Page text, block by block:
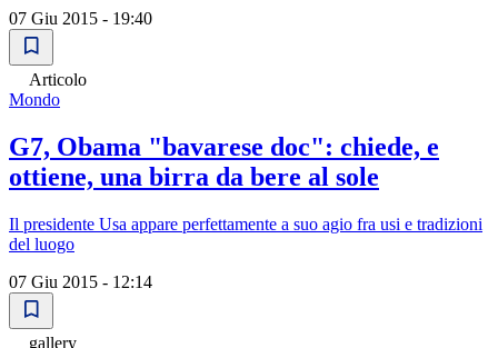
07 Giu 2015 - 19:40
Articolo
Mondo
G7, Obama "bavarese doc": chiede, e
ottiene, una birra da bere al sole
Il presidente Usa appare perfettamente a suo agio fra usi e tradizioni
del luogo
07 Giu 2015 - 12:14
gallery